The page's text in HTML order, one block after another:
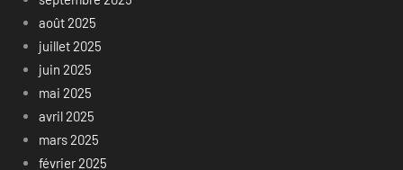
août 2025
juillet 2025
juin 2025
mai 2025
avril 2025
mars 2025
février 2025